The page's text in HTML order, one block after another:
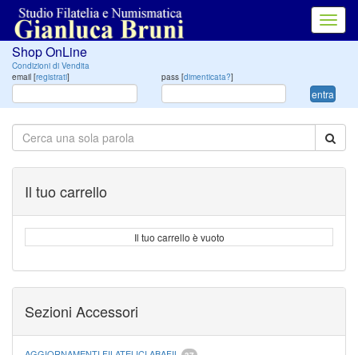
Shop OnLine
Condizioni di Vendita
email [registrati] pass [dimenticata?]
entra
Il tuo carrello
Il tuo carrello è vuoto
Sezioni Accessori